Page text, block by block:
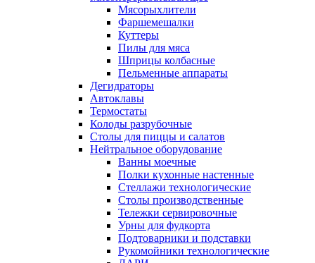
Мясорыхлители
Фаршемешалки
Куттеры
Пилы для мяса
Шприцы колбасные
Пельменные аппараты
Дегидраторы
Автоклавы
Термостаты
Колоды разрубочные
Столы для пиццы и салатов
Нейтральное оборудование
Ванны моечные
Полки кухонные настенные
Стеллажи технологические
Столы производственные
Тележки сервировочные
Урны для фудкорта
Подтоварники и подставки
Рукомойники технологические